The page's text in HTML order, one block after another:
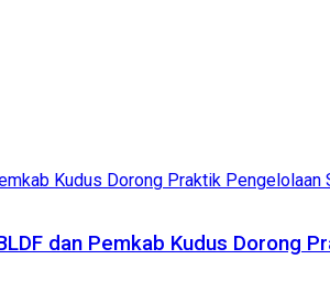
dan Pemkab Kudus Dorong